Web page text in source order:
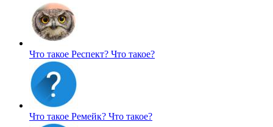
Что такое Респект? Что такое?
Что такое Ремейк? Что такое?